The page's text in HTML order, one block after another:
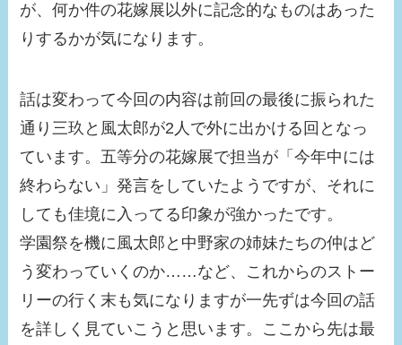
が、何か件の花嫁展以外に記念的なものはあった
りするかが気になります。
話は変わって今回の内容は前回の最後に振られた
通り三玖と風太郎が2人で外に出かける回となっ
ています。五等分の花嫁展で担当が「今年中には
終わらない」発言をしていたようですが、それに
しても佳境に入ってる印象が強かったです。
学園祭を機に風太郎と中野家の姉妹たちの仲はど
う変わっていくのか……など、これからのストー
リーの行く末も気になりますが一先ずは今回の話
を詳しく見ていこうと思います。ここから先は最